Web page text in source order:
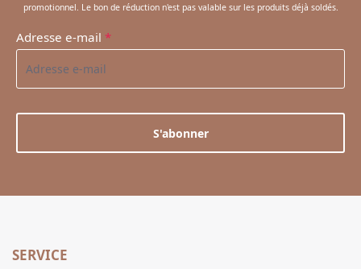
promotionnel. Le bon de réduction n'est pas valable sur les produits déjà soldés.
Adresse e-mail *
S'abonner
SERVICE